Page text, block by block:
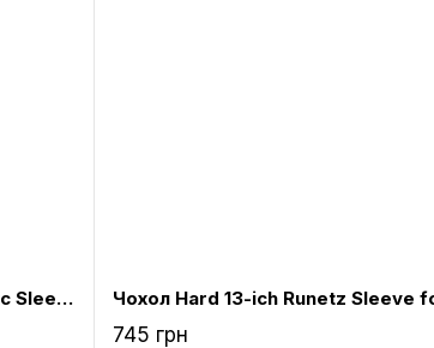
Сумка-кейс Runetz Soft 15 Fabric Sleeve для MacBook 15“ Teal Chevron (S-15Teal Chevron)
745 грн